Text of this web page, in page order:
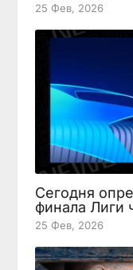
25 Фев, 2026
Сегодня
финала Лиги
25 Фев, 2026